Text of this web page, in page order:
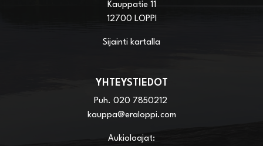
Kauppatie 11
12700 LOPPI
Sijainti kartalla
YHTEYSTIEDOT
Puh. 020 7850212
kauppa@eraloppi.com
Aukioloajat: